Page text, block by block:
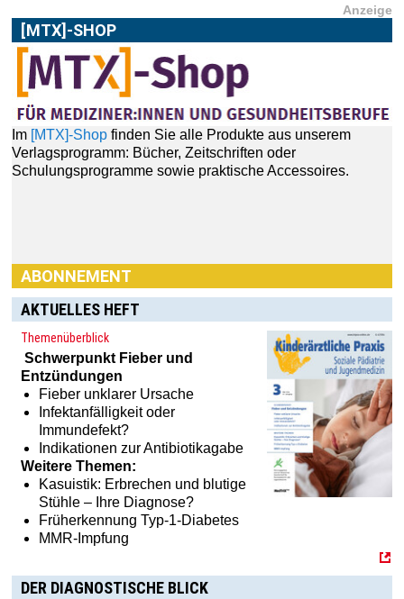
Anzeige
[MTX]-SHOP
Im
finden Sie alle Produkte aus unserem
Verlagsprogramm: Bücher, Zeitschriften oder
Schulungsprogramme sowie praktische Accessoires.
ABONNEMENT
Haben Sie Interesse an einem Abonnement? Dann klicken
Sie einfach hier: [MTX]-Shop
AKTUELLES HEFT
Themenüberblick
Schwerpunkt Fieber und
Entzündungen
Fieber unklarer Ursache
Infektanfälligkeit oder
Immundefekt?
Indikationen zur Antibiotikagabe
Weitere Themen:
Kasuistik: Erbrechen und blutige
Stühle – Ihre Diagnose?
Früherkennung Typ-1-Diabetes
MMR-Impfung
DER DIAGNOSTISCHE BLICK